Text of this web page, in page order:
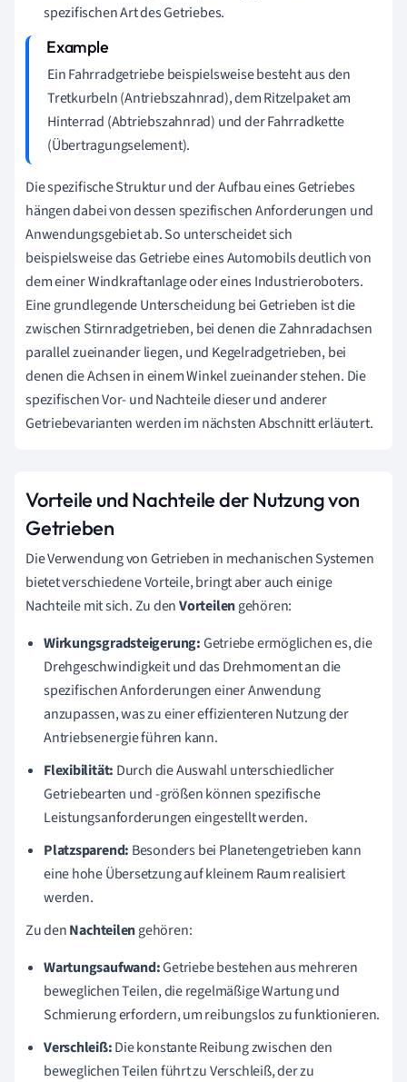
spezifischen Art des Getriebes.
Ein Fahrradgetriebe beispielsweise besteht aus den
Tretkurbeln (Antriebszahnrad), dem Ritzelpaket am
Hinterrad (Abtriebszahnrad) und der Fahrradkette
(Übertragungselement).
Die spezifische Struktur und der Aufbau eines Getriebes
hängen dabei von dessen spezifischen Anforderungen und
Anwendungsgebiet ab. So unterscheidet sich
beispielsweise das Getriebe eines Automobils deutlich von
dem einer Windkraftanlage oder eines Industrieroboters.
Eine grundlegende Unterscheidung bei Getrieben ist die
zwischen Stirnradgetrieben, bei denen die Zahnradachsen
parallel zueinander liegen, und Kegelradgetrieben, bei
denen die Achsen in einem Winkel zueinander stehen. Die
spezifischen Vor- und Nachteile dieser und anderer
Getriebevarianten werden im nächsten Abschnitt erläutert.
Vorteile und Nachteile der Nutzung von
Getrieben
Die Verwendung von Getrieben in mechanischen Systemen
bietet verschiedene Vorteile, bringt aber auch einige
Nachteile mit sich. Zu denVorteilengehören:
Wirkungsgradsteigerung:Getriebe ermöglichen es, die
Drehgeschwindigkeit und das Drehmoment an die
spezifischen Anforderungen einer Anwendung
anzupassen, was zu einer effizienteren Nutzung der
Antriebsenergie führen kann.
Flexibilität: Durch die Auswahl unterschiedlicher
Getriebearten und -größen können spezifische
Leistungsanforderungen eingestellt werden.
Platzsparend: Besonders bei Planetengetrieben kann
eine hohe Übersetzung auf kleinem Raum realisiert
werden.
Zu denNachteilengehören:
Wartungsaufwand:Getriebe bestehen aus mehreren
beweglichen Teilen, die regelmäßige Wartung und
Schmierung erfordern, um reibungslos zu funktionieren.
Verschleiß:Die konstante Reibung zwischen den
beweglichen Teilen führt zu Verschleiß, der zu